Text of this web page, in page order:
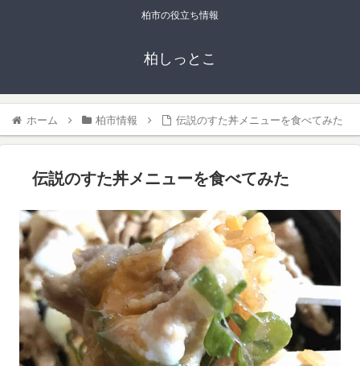
柏市の役立ち情報
柏しっとこ
ホーム 柏市情報 伝説のすた丼メニューを食べてみた
伝説のすた丼メニューを食べてみた